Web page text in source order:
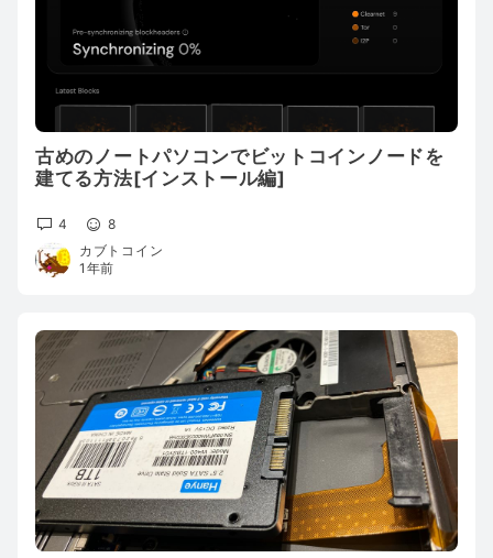
古めのノートパソコンでビットコインノードを
建てる方法[インストール編]
4
8
カブトコイン
1年前